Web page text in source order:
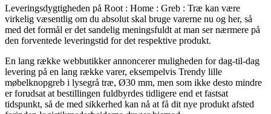
Leveringsdygtigheden på Root : Home : Greb : Træ kan være
virkelig væsentlig om du absolut skal bruge varerne nu og her, så
med det formål er det sandelig meningsfuldt at man ser nærmere på
den forventede leveringstid for det respektive produkt.
En lang række webbutikker annoncerer muligheden for dag-til-dag
levering på en lang række varer, eksempelvis Trendy lille
møbelknopgreb i lysegrå træ, Ø30 mm, men som ikke desto mindre
er forudsat at bestillingen fuldbyrdes tidligere end et fastsat
tidspunkt, så de med sikkerhed kan nå at få dit nye produkt afsted